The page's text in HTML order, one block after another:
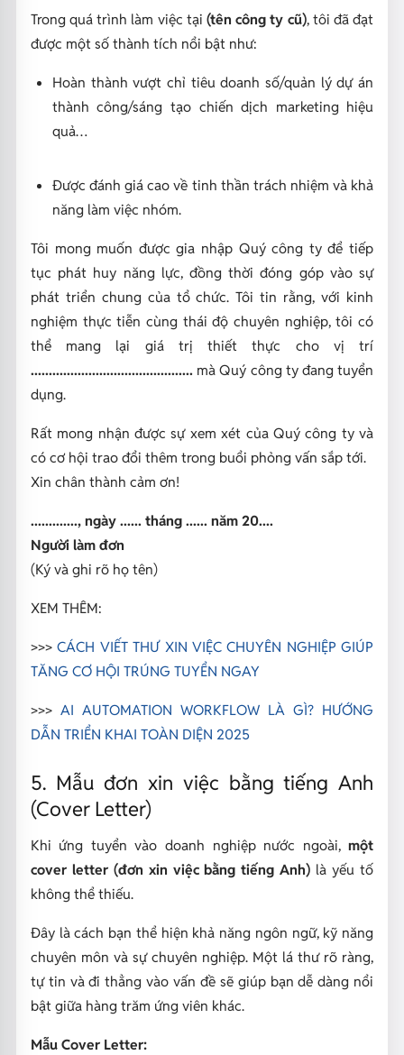
Trong quá trình làm việc tại (tên công ty cũ), tôi đã đạt
được một số thành tích nổi bật như:
Hoàn thành vượt chỉ tiêu doanh số/quản lý dự án
thành công/sáng tạo chiến dịch marketing hiệu
quả…
Được đánh giá cao về tinh thần trách nhiệm và khả
năng làm việc nhóm.
Tôi mong muốn được gia nhập Quý công ty để tiếp
tục phát huy năng lực, đồng thời đóng góp vào sự
phát triển chung của tổ chức. Tôi tin rằng, với kinh
nghiệm thực tiễn cùng thái độ chuyên nghiệp, tôi có
thể mang lại giá trị thiết thực cho vị trí
.............................................mà Quý công ty đang tuyển
dụng.
Rất mong nhận được sự xem xét của Quý công ty và
có cơ hội trao đổi thêm trong buổi phỏng vấn sắp tới.
Xin chân thành cảm ơn!
............., ngày ...... tháng ...... năm 20....
Người làm đơn
(Ký và ghi rõ họ tên)
XEM THÊM:
>>>CÁCH VIẾT THƯ XIN VIỆC CHUYÊN NGHIỆP GIÚP
TĂNG CƠ HỘI TRÚNG TUYỂN NGAY
>>> AI AUTOMATION WORKFLOW LÀ GÌ? HƯỚNG
DẪN TRIỂN KHAI TOÀN DIỆN 2025
5. Mẫu đơn xin việc bằng tiếng Anh
(Cover Letter)
Khi ứng tuyển vào doanh nghiệp nước ngoài,một
cover letter (đơn xin việc bằng tiếng Anh) là yếu tố
không thể thiếu.
Đây là cách bạn thể hiện khả năng ngôn ngữ, kỹ năng
chuyên môn và sự chuyên nghiệp. Một lá thư rõ ràng,
tự tin và đi thẳng vào vấn đề sẽ giúp bạn dễ dàng nổi
bật giữa hàng trăm ứng viên khác.
Mẫu Cover Letter: